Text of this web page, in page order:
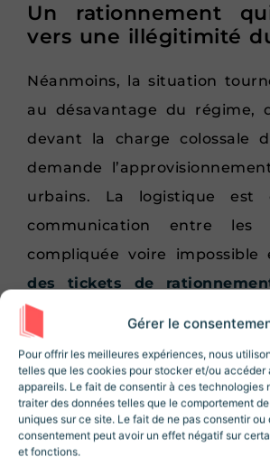
Gérer le
Pour offrir les meilleures expériences, nous
telles que les cookies pour stocker et/ou accéder
appareils. Le fait de consentir à ces technologies
traiter des données telles que le comportement
uniques sur ce site. Le fait de ne pas consentir ou
consentement peut avoir un effet négatif sur
et fonctions.
Un rationnement
vers une illégitimité
Néanmoins, la situation
au désavantage du régime,
devant la charge colossale
demande
urbains. La logistique est
communication entre les
compliquée voire impossible
des tickets de
cette situation provoque
confiance de la population.
C’est notamment le cas
agricole, qui voit
rationnement comme
Revue Histoire !
10% de réduction sur la
votre inscription ! Des articles,
ressources et des contenus